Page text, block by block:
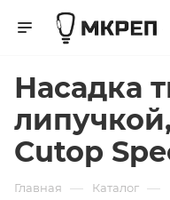
Насадка
Cutop
Главная — Каталог —